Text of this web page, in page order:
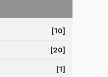
[10]
[20]
[1]